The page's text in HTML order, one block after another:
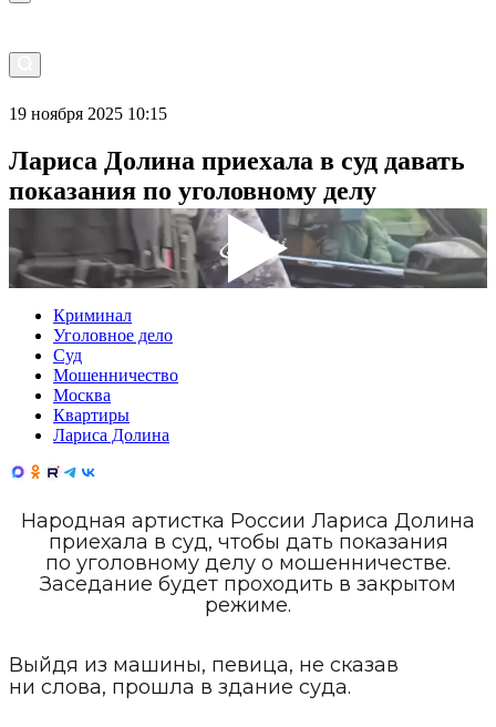
19 ноября 2025 10:15
Лариса Долина приехала в суд давать
показания по уголовному делу
Криминал
Уголовное дело
Суд
Мошенничество
Москва
Квартиры
Лариса Долина
Народная артистка России Лариса Долина
приехала в суд, чтобы дать показания
по уголовному делу о мошенничестве.
Заседание будет проходить в закрытом
режиме.
Выйдя из машины, певица, не сказав
ни слова, прошла в здание суда.